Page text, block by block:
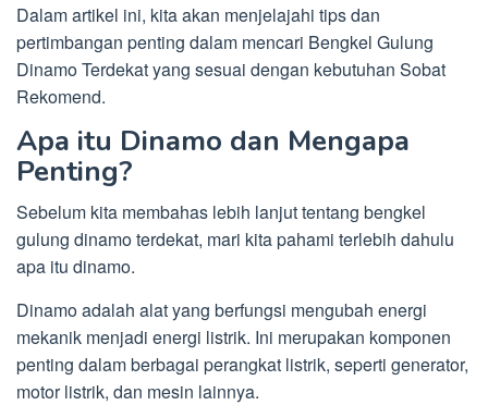
Dalam artikel ini, kita akan menjelajahi tips dan
pertimbangan penting dalam mencari Bengkel Gulung
Dinamo Terdekat yang sesuai dengan kebutuhan Sobat
Rekomend.
Apa itu Dinamo dan Mengapa
Penting?
Sebelum kita membahas lebih lanjut tentang bengkel
gulung dinamo terdekat, mari kita pahami terlebih dahulu
apa itu dinamo.
Dinamo adalah alat yang berfungsi mengubah energi
mekanik menjadi energi listrik. Ini merupakan komponen
penting dalam berbagai perangkat listrik, seperti generator,
motor listrik, dan mesin lainnya.